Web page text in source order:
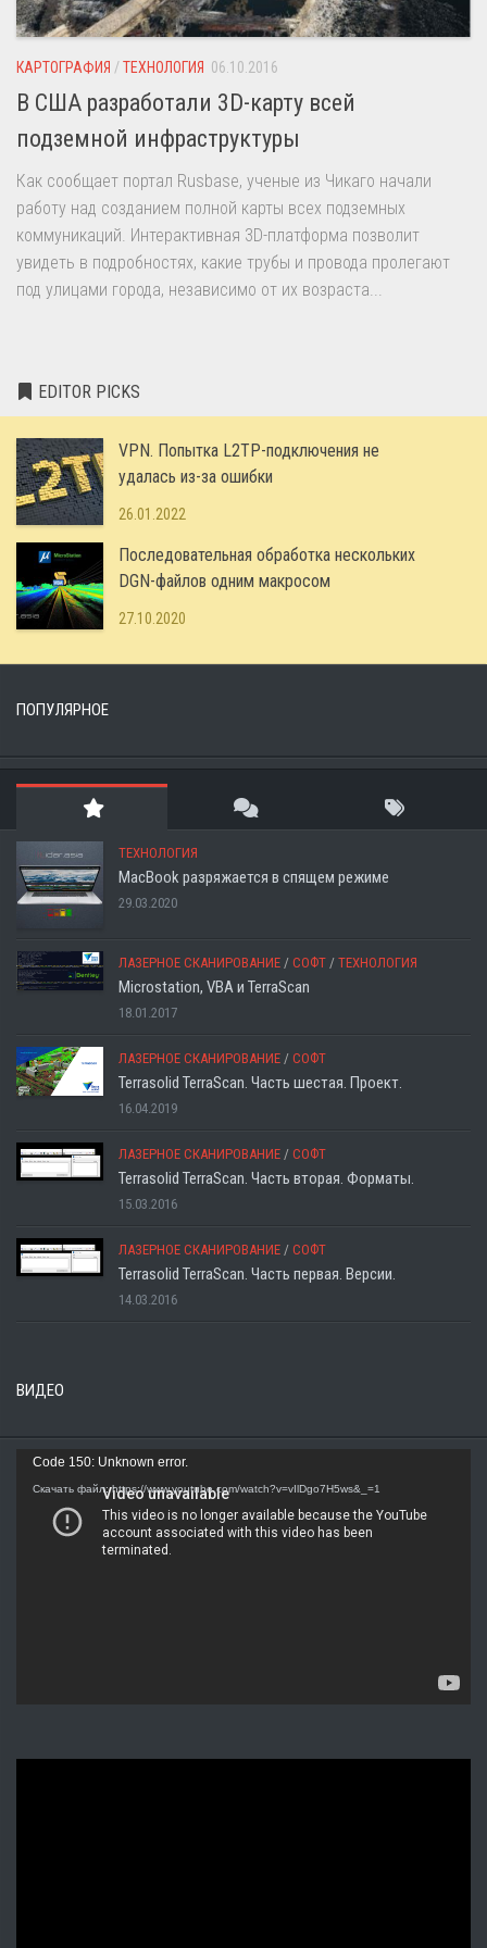
КАРТОГРАФИЯ /ТЕХНОЛОГИЯ 06.10.2016
В США разработали 3D-карту всей
подземной инфраструктуры
Как сообщает портал Rusbase, ученые из Чикаго начали
работу над созданием полной карты всех подземных
коммуникаций. Интерактивная 3D-платформа позволит
увидеть в подробностях, какие трубы и провода пролегают
под улицами города, независимо от их возраста...
EDITOR PICKS
VPN. Попытка L2TP-подключения не
удалась из-за ошибки
26.01.2022
Последовательная обработка нескольких
DGN-файлов одним макросом
27.10.2020
ПОПУЛЯРНОЕ
ТЕХНОЛОГИЯ
MacBook разряжается в спящем режиме
29.03.2020
ЛАЗЕРНОЕ СКАНИРОВАНИЕ / СОФТ / ТЕХНОЛОГИЯ
Microstation, VBA и TerraScan
18.01.2017
ЛАЗЕРНОЕ СКАНИРОВАНИЕ / СОФТ
Terrasolid TerraScan. Часть шестая. Проект.
16.04.2019
ЛАЗЕРНОЕ СКАНИРОВАНИЕ / СОФТ
Terrasolid TerraScan. Часть вторая. Форматы.
15.03.2016
ЛАЗЕРНОЕ СКАНИРОВАНИЕ / СОФТ
Terrasolid TerraScan. Часть первая. Версии.
14.03.2016
ВИДЕО
Видеоплеер
Code 150: Unknown error.
Скачать файл: https://www.youtube.com/watch?v=vIlDgo7H5ws&_=1